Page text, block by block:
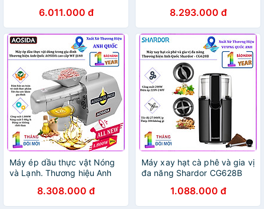
cấp AOSIDA - 999A. HÀNG
CHÍNH HÃNG
6.011.000 đ
cấp Aosida - 888. Hàng
chính hãng
8.293.000 đ
Máy ép dầu thực vật Nóng
và Lạnh. Thương hiệu Anh
J168 - Hàng chính hãng
8.308.000 đ
Máy xay hạt cà phê và gia vị
đa năng Shardor CG628B
nhập khẩu1.088.000 đ